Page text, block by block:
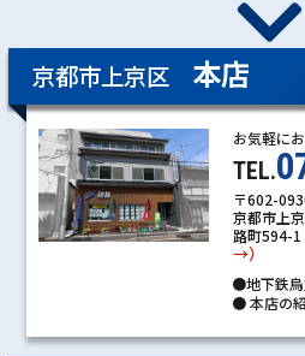
京都市上京区 本店
お気軽に
TEL.
〒602-
京都市上
路町594-1
→）
●地下鉄
●本店の